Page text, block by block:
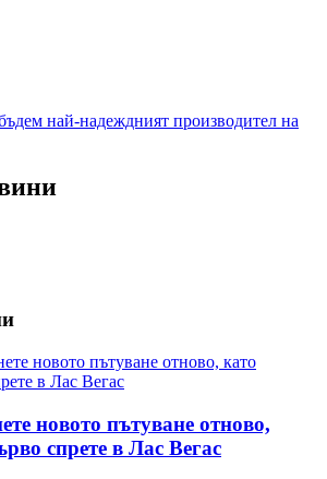
новото пътуване отново,
спрете в Лас Вегас